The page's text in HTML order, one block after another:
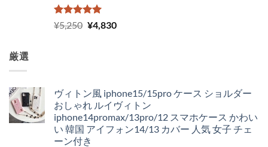
5段階中
5.00
の評価
¥5,250 元
¥5,250
で
し
た。
¥4,830現
¥4,830
で
す。
厳選
ヴィトン風 iphone15/15pro ケース ショルダー
おしゃれ ルイヴィトン
iphone14promax/13pro/12 スマホケース かわい
い 韓国 アイフォン14/13 カバー 人気 女子 チェ
ーン付き